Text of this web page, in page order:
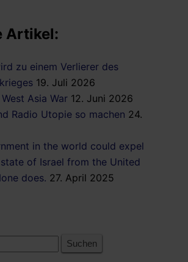
Artikel:
zu einem Verlierer des
19. Juli 2026
Asia War 12. Juni 2026
Radio Utopie so machen 24.
in the world could expel
of Israel from the United
does. 27. April 2025